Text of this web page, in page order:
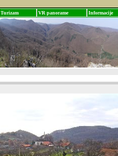
Turizam VR panorame Informacije